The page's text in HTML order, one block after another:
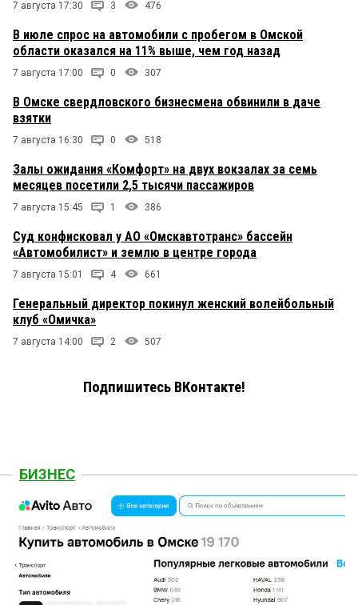
7 августа 17:30 3 476
В июле спрос на автомобили с пробегом в Омской
области оказался на 11% выше, чем год назад
7 августа 17:00 0 307
В Омске свердловского бизнесмена обвинили в даче
взятки
7 августа 16:30 0 518
Залы ожидания «Комфорт» на двух вокзалах за семь
месяцев посетили 2,5 тысячи пассажиров
7 августа 15:45 1 386
Суд конфисковал у АО «Омскавтотранс» бассейн
«Автомобилист» и землю в центре города
7 августа 15:01 4 661
Генеральный директор покинул женский волейбольный
клуб «Омичка»
7 августа 14:00 2 507
Подпишитесь ВКонтакте!
БИЗНЕС